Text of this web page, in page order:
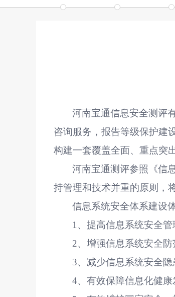
河南宝通信息安全测评
咨询服务，报告等级保护建
构建一套覆盖全面、重点突
河南宝通测评参照《信
持管理和技术并重的原则，
信息系统安全体系建设
1 、提高信息系统安全
2、增强信息系统安全防
3、减少信息系统安全
4、有效保障信息化健康